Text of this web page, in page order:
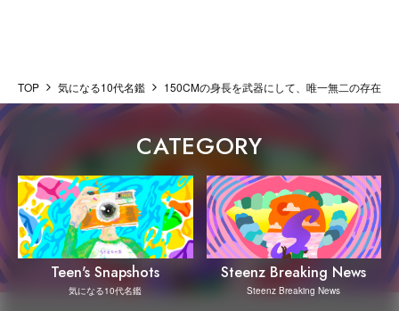
TOP 気になる10代名鑑 150CMの身長を武器にして、唯一無二の存在
CATEGORY
Teen's Snapshots
気になる10代名鑑
Steenz Breaking News
Steenz Breaking News